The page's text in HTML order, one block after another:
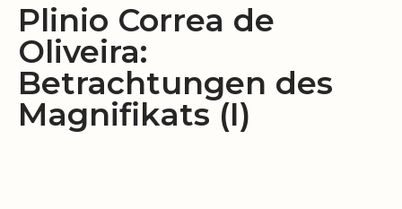
Plinio Correa de
Oliveira:
Betrachtungen des
Magnifikats (I)